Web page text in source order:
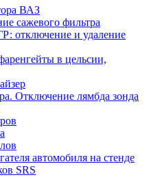
ВАЗ
сажевого фильтра
отключение и удаление
в цельсии,
Отключение лямбда зонда
автомобиля на стенде
SRS